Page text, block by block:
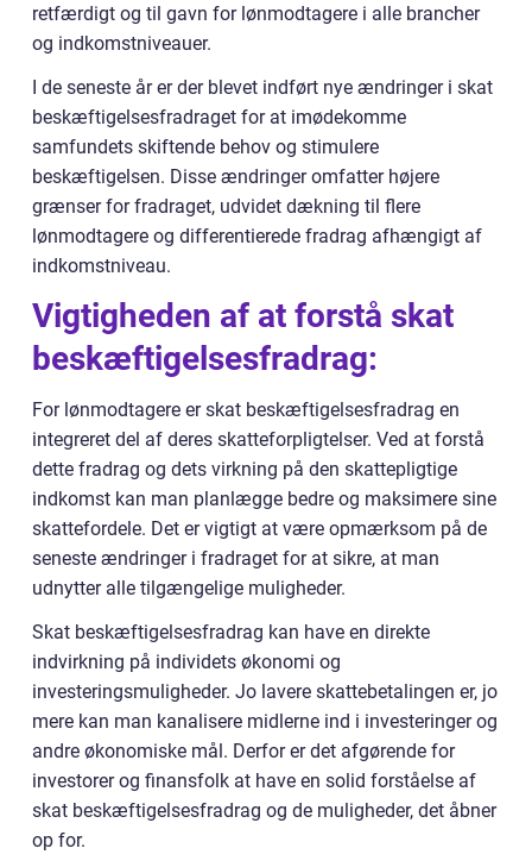
retfærdigt og til gavn for lønmodtagere i alle brancher
og indkomstniveauer.
I de seneste år er der blevet indført nye ændringer i skat
beskæftigelsesfradraget for at imødekomme
samfundets skiftende behov og stimulere
beskæftigelsen. Disse ændringer omfatter højere
grænser for fradraget, udvidet dækning til flere
lønmodtagere og differentierede fradrag afhængigt af
indkomstniveau.
Vigtigheden af at forstå skat
beskæftigelsesfradrag:
For lønmodtagere er skat beskæftigelsesfradrag en
integreret del af deres skatteforpligtelser. Ved at forstå
dette fradrag og dets virkning på den skattepligtige
indkomst kan man planlægge bedre og maksimere sine
skattefordele. Det er vigtigt at være opmærksom på de
seneste ændringer i fradraget for at sikre, at man
udnytter alle tilgængelige muligheder.
Skat beskæftigelsesfradrag kan have en direkte
indvirkning på individets økonomi og
investeringsmuligheder. Jo lavere skattebetalingen er, jo
mere kan man kanalisere midlerne ind i investeringer og
andre økonomiske mål. Derfor er det afgørende for
investorer og finansfolk at have en solid forståelse af
skat beskæftigelsesfradrag og de muligheder, det åbner
op for.